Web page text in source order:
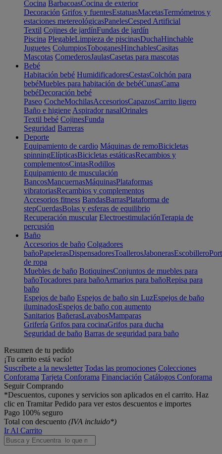
Cocina BarbacoasCocina de exterior
Decoración Grifos y fuentesEstatuasMacetasTermómetros y
estaciones metereológicasPanelesCesped Artificial
Textil Cojines de jardínFundas de jardín
Piscina PlegableLimpieza de piscinasDuchaHinchable
Juguetes ColumpiosToboganesHinchablesCasitas
Mascotas ComederosJaulasCasetas para mascotas
Bebé
Habitación bebé HumidificadoresCestasColchón para
bebéMuebles para habitación de bebéCunasCama
bebéDecoración bebé
Paseo CocheMochilasAccesoriosCapazosCarrito ligero
Baño e higiene Aspirador nasalOrinales
Textil bebé CojinesFunda
Seguridad Barreras
Deporte
Equipamiento de cardio Máquinas de remoBicicletas
spinningElípticasBicicletas estáticasRecambios y
complementosCintasRodillos
Equipamiento de musculación
BancosMancuernasMáquinasPlataformas
vibratoriasRecambios y complementos
Accesorios fitness BandasBarrasPlataforma de
stepCuerdasBolas y esferas de equilibrio
Recuperación muscular ElectroestimulaciónTerapia de
percusión
Baño
Accesorios de baño Colgadores
bañoPapelerasDispensadoresToallerosJabonerasEscobillero
de ropa
Muebles de baño BotiquinesConjuntos de muebles para
bañoTocadores para bañoArmarios para bañoRepisa para
baño
Espejos de baño Espejos de baño sin LuzEspejos de baño
iluminadosEspejos de baño con aumento
Sanitarios BañerasLavabosMamparas
Grifería Grifos para cocinaGrifos para ducha
Seguridad de baño Barras de seguridad para baño
Resumen de tu pedido
¡Tu carrito está vacío!
Suscríbete a la newsletter Todas las promociones Colecciones
Conforama Tarjeta Conforama Financiación Catálogos Conforama
Seguir Comprando
*Descuentos, cupones y servicios son aplicados en el carrito. Haz
clic en Tramitar Pedido para ver estos descuentos e importes
Pago 100% seguro
Total con descuento (IVA incluido*)
Ir Al Carrito